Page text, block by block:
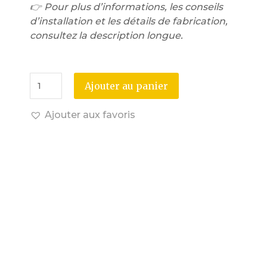
👉 Pour plus d’informations, les conseils
d’installation et les détails de fabrication,
consultez la description longue.
Ajouter au panier
Ajouter aux favoris